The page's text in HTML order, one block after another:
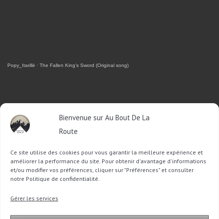
Bienvenue sur Au Bout De La
Route
Ce site utilise des cookies pour vous garantir la meilleure expérience et
améliorer la performance du site. Pour obtenir d'avantage d'informations
et/ou modifier vos préférences, cliquer sur "Préférences" et consulter
notre Politique de confidentialité.
Gérer les services
Popy_Itarillë · The Fallen King's Sword (Original song)
RETROUVEZ-MOI SUR FACEBOOK
OU SUR TWITTER
Follow @Sophie_ABDLRTweet to @Sophie_ABDLR